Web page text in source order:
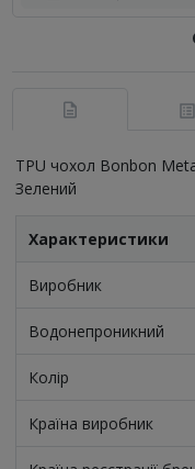
TPU чохол Bonbon
Зелений
Характеристики
Виробник
Водонепроникний
Колір
Країна виробник